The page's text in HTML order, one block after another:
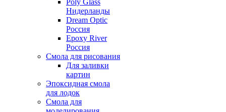
Poly Glass
Нидерланды
Dream Optic
Россия
Epoxy River
Россия
Смола для рисования
Для заливки
картин
Эпоксидная смола
для лодок
Смола для